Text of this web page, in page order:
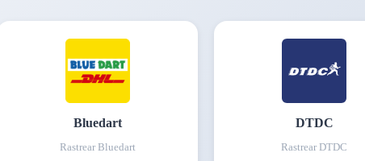
Bluedart
Rastrear Bluedart
DTDC
Rastrear DTDC